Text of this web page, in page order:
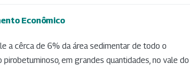
Econômico
a cêrca de 6% da área sedimentar de todo o
em grandes quantidades, no vale do